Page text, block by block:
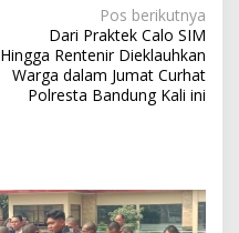
Pos berikutnya
Dari Praktek Calo SIM
Hingga Rentenir Dieklauhkan
Warga dalam Jumat Curhat
Polresta Bandung Kali ini